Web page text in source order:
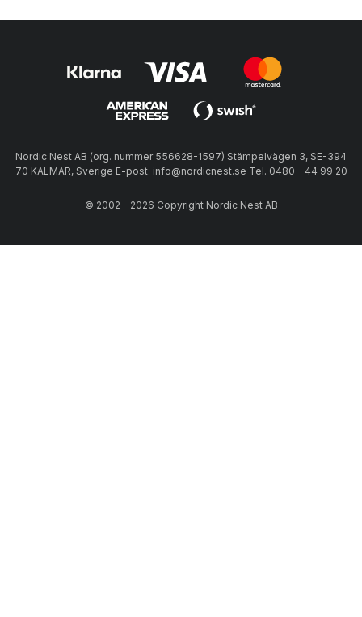
Nordic Nest AB (org. nummer 556628-1597) Stämpelvägen 3, SE-394
70 KALMAR, Sverige E-post: info@nordicnest.se Tel. 0480 - 44 99 20
© 2002 - 2026 Copyright Nordic Nest AB